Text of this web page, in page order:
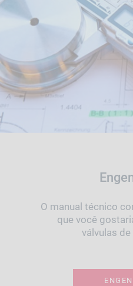
O manual técnico
que você
válvulas